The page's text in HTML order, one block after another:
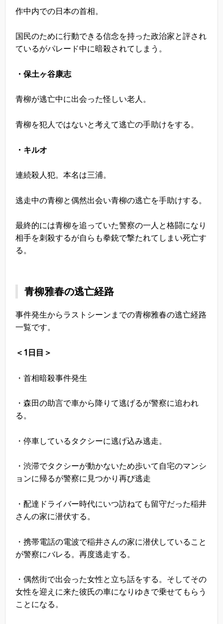
作中内での日本の首相。
国民のために行動できる信念を持った政治家と評され
ているがパレード中に暗殺されてしまう。
・保土ヶ谷康志
青柳が逃亡中に出会った怪しい老人。
青柳を犯人ではないと考えて逃亡の手助けをする。
・キルオ
連続殺人犯。本名は三浦。
逃走中の青柳と偶然出会い青柳の逃亡を手助けする。
最終的には青柳を追っていた警察の一人と格闘になり
相手を刺殺するが自らも拳銃で撃たれてしまい死亡す
る。
青柳雅春の逃亡経路
事件発生からラストシーンまでの青柳雅春の逃亡経路
一覧です。
＜1日目＞
・首相暗殺事件発生
・森田の助言で車から降りて逃げるが警察に追われ
る。
・停車しているタクシーに逃げ込み逃走。
・渋滞でタクシーが動かないため歩いて自宅のマンシ
ョンに帰るが警察に見つかり再び逃走
・配達ドライバー時代にいつ訪ねても留守だった稲井
さんの家に潜伏する。
・携帯電話の電波で稲井さんの家に潜伏していること
が警察にバレる。再度逃走する。
・偶然街で出会った女性と立ち話をする。そしてその
女性を迎えに来た彼氏の車になりゆきで乗せてもらう
ことになる。